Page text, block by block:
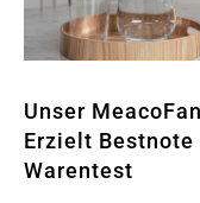
Unser
Erzielt
Warentest